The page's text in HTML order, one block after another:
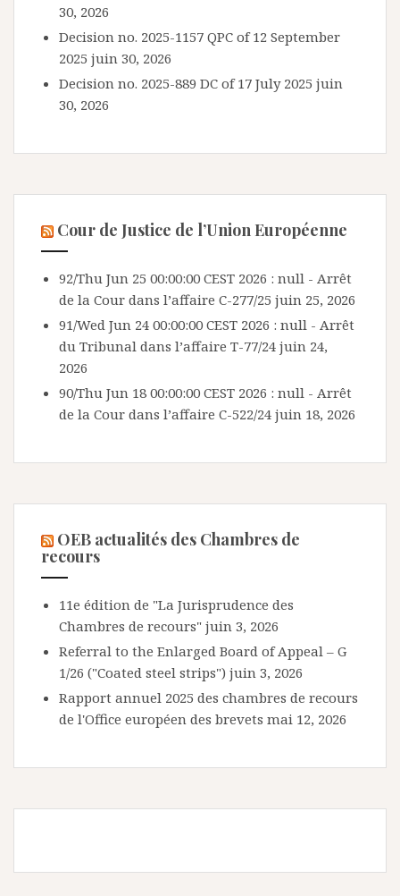
30, 2026
Decision no. 2025-1157 QPC of 12 September
2025 juin 30, 2026
Decision no. 2025-889 DC of 17 July 2025 juin
30, 2026
Cour de Justice de l’Union Européenne
92/Thu Jun 25 00:00:00 CEST 2026 : null - Arrêt
de la Cour dans l’affaire C-277/25 juin 25, 2026
91/Wed Jun 24 00:00:00 CEST 2026 : null - Arrêt
du Tribunal dans l’affaire T-77/24 juin 24,
2026
90/Thu Jun 18 00:00:00 CEST 2026 : null - Arrêt
de la Cour dans l’affaire C-522/24 juin 18, 2026
OEB actualités des Chambres de
recours
11e édition de "La Jurisprudence des
Chambres de recours" juin 3, 2026
Referral to the Enlarged Board of Appeal – G
1/26 ("Coated steel strips") juin 3, 2026
Rapport annuel 2025 des chambres de recours
de l'Office européen des brevets mai 12, 2026